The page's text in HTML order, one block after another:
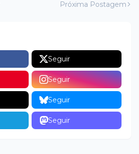
Próxima Postagem
Seguir
Seguir
Seguir
Seguir